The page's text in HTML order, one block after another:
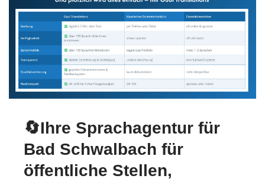
🔄Ihre Sprachagentur für
Bad Schwalbach für
öffentliche Stellen,